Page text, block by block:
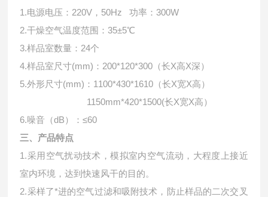
1.电源电压：220V，50Hz 功率：300W
2.干燥空气温度范围：35±5℃
3.样品室数量：24个
4.样品室尺寸(mm)：200*120*300（长X高X深）
5.外形尺寸(mm)：1100*430*1610（长X宽X高）
1150mm*420*1500(长X宽X高）
6.噪音（dB）：≤60
三、产品特点
1.采用空气扰动技术，模拟室内空气流动，大程度上接近
室内环境，达到快速风干的目的。
2.采样了*进的空气过滤和吸附技术，防止样品的二次交叉